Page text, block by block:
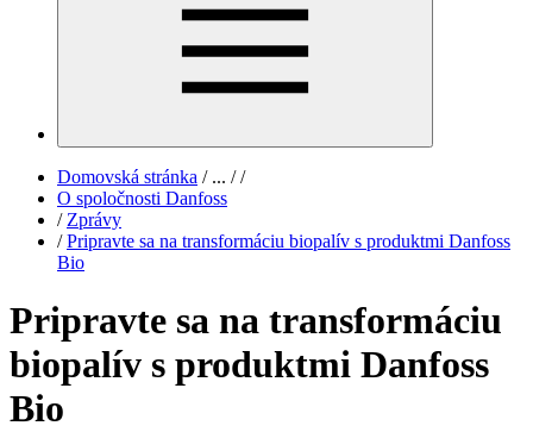
Domovská stránka /... / /
O spoločnosti Danfoss
/ Zprávy
/ Pripravte sa na transformáciu biopalív s produktmi Danfoss
Bio
Pripravte sa na transformáciu
biopalív s produktmi Danfoss
Bio